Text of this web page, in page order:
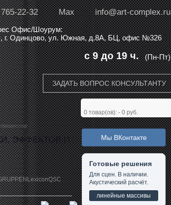
info@art-complex.ru
Max
22-32
Офис/Шоурум:
г. Одинцово, ул. Южная, д.8А, БЦ, офис №326
(Пн-Пт)
с 9 до 19 ч.
ЗАДАТЬ ВОПРОС КОНСУЛЬТАНТУ
0 товар(ов): - 0 руб.
ЭФФЕКТОВ И
LexiconQSC
Мы ВКонтакте
Готовые решения
Для сцен. В наличии.
Акустический расчёт.
линейные массивы